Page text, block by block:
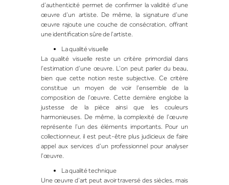
d’authenticité permet de confirmer la validité d’une
œuvre d’un artiste. De même, la signature d’une
œuvre rajoute une couche de consécration, offrant
une identification sûre de l’artiste.
La qualité visuelle
La qualité visuelle reste un critère primordial dans
l’estimation d’une œuvre. L’on peut parler du beau,
bien que cette notion reste subjective. Ce critère
constitue un moyen de voir l’ensemble de la
composition de l’œuvre. Cette dernière englobe la
justesse de la pièce ainsi que les couleurs
harmonieuses. De même, la complexité de l’œuvre
représente l’un des éléments importants. Pour un
collectionneur, il est peut-être plus judicieux de faire
appel aux services d’un professionnel pour analyser
l’œuvre.
La qualité technique
Une œuvre d’art peut avoir traversé des siècles, mais